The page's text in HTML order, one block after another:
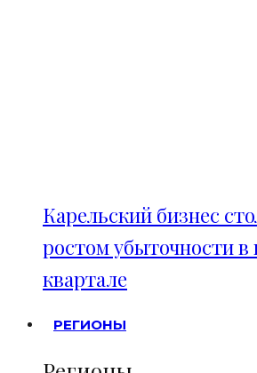
Карельский бизнес
ростом убыточности в
квартале
РЕГИОНЫ